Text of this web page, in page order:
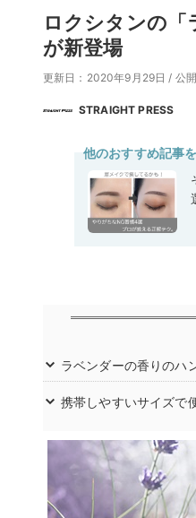
ロクシタンの「
が新登場
更新日：2020年9月29日 / 公
STRAIGHT PRESS
他のおすすめ記事
ラベンダーの香りのハ
携帯しやすいサイズで